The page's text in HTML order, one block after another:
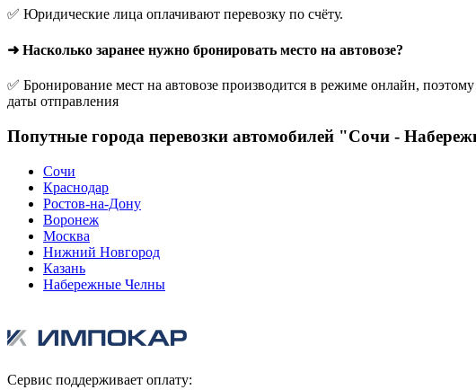
✅ Юридические лица оплачивают перевозку по счёту.
➜ Насколько заранее нужно бронировать место на автовозе?
✅ Бронирование мест на автовозе производится в режиме онлайн,
даты отправления
Попутные города перевозки автомобилей "Сочи -
Сочи
Краснодар
Ростов-на-Дону
Воронеж
Москва
Нижний Новгород
Казань
Набережные Челны
Сервис поддерживает оплату: